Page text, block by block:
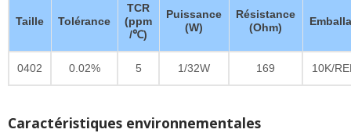
Taille Tolérance
TCR
(ppm
/℃)
Puissance
(W)
Résistance
(Ohm)
0402 0.02% 5 1/32W 169 10K/
Caractéristiques environnementales